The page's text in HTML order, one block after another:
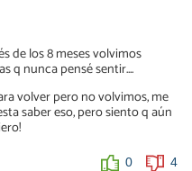
de los 8 meses volvimos
q nunca pensé sentir....
volver pero no volvimos, me
saber eso, pero siento q aún
0 4